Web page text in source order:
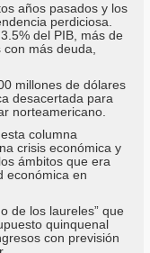
años pasados y los
perdiciosa.
del PIB, más de
más deuda,
millones de dólares
desacertada para
norteamericano.
columna
crisis económica y
ámbitos que era
económica en
de los laureles” que
quinquenal
con previsión